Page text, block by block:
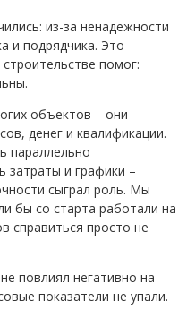
из-за ненадежности
и подрядчика. Это
помог:
объектов – они
денег и квалификации.
параллельно
затраты и графики –
сыграл роль. Мы
бы со старта работали на
справиться просто не
повлиял негативно на
показатели не упали.